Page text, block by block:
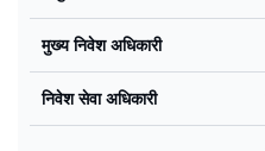
मुख्य निवेश अधिकारी
निवेश सेवा अधिकारी